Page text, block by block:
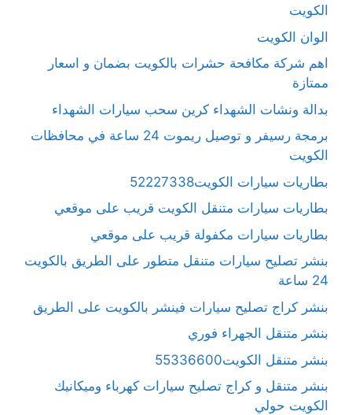
الكويت
الوان الكويت
اهم شركة مكافحة حشرات بالكويت بضمان و اسعار
ممتازة
بدالة ونشات الشهداء كرين سحب سيارات الشهداء
برمجة رسيفر و توصيل ريموت 24 ساعة في محافظات
الكويت
بطاريات سيارات الكويت52227338
بطاريات سيارات متنقل الكويت قريب على موقعي
بطاريات سيارات مكفولة قريب على موقعي
بنشر تصليح سيارات متنقل متطور على الطريق بالكويت
24 ساعة
بنشر كراج تصليح سيارات فينشر بالكويت على الطريق
بنشر متنقل الجهراء فوري
بنشر متنقل الكويت55336600
بنشر متنقل و كراج تصليح سيارات كهرباء وميكانيك
الكويت حولي